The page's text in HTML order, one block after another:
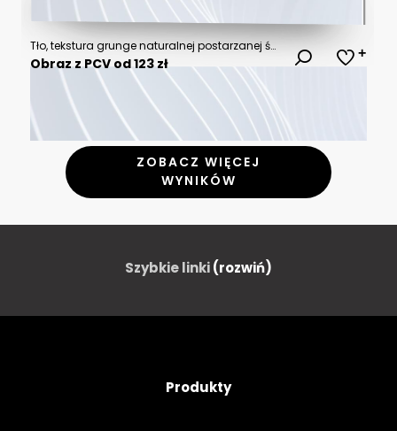
Tło, tekstura grunge naturalnej postarzanej ściany po nałożeniu siatki elewacyjnej. Klej i siatka do systemu dociepleń.
Obraz z PCV od 123 zł
ZOBACZ WIĘCEJ
WYNIKÓW
Szybkie linki(rozwiń)
Produkty